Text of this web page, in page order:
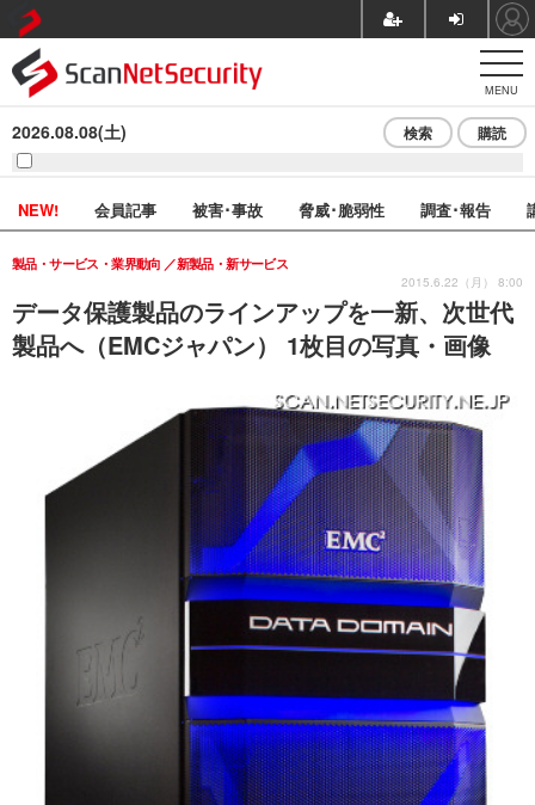
MENU
2026.08.08(土) 検索 購読
NEW! 会員記事 被害･事故 脅威･脆弱性 調査･報告
データ保護製品のラインアップを一新、次世代
製品へ（EMCジャパン） 1枚目の写真・画像
製品・サービス・業界動向 新製品・新サービス
2015.6.22（月） 8:00